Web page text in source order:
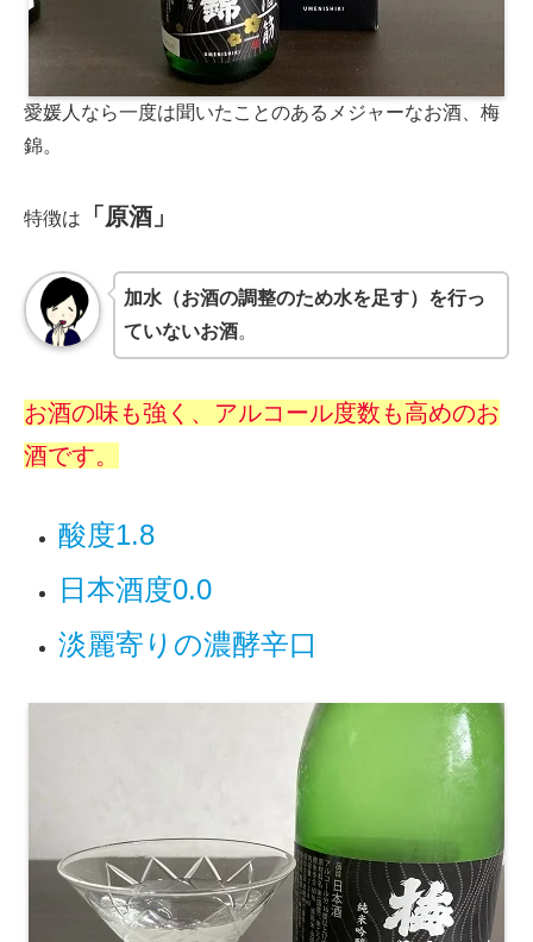
愛媛人なら一度は聞いたことのあるメジャーなお酒、梅
錦。
特徴は 「原酒」
加水（お酒の調整のため水を足す）を行っ
ていないお酒。
お酒の味も強く、アルコール度数も高めのお
酒です。
酸度1.8
日本酒度0.0
淡麗寄りの濃酵辛口